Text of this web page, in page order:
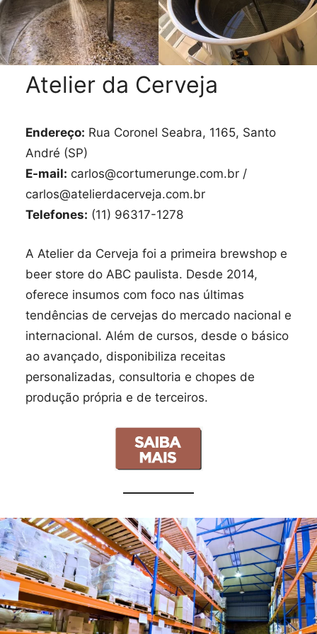
Atelier da Cerveja
Endereço: Rua Coronel Seabra, 1165, Santo
André (SP)
E-mail: carlos@cortumerunge.com.br /
carlos@atelierdacerveja.com.br
Telefones: (11) 96317-1278
A Atelier da Cerveja foi a primeira brewshop e
beer store do ABC paulista. Desde 2014,
oferece insumos com foco nas últimas
tendências de cervejas do mercado nacional e
internacional. Além de cursos, desde o básico
ao avançado, disponibiliza receitas
personalizadas, consultoria e chopes de
produção própria e de terceiros.